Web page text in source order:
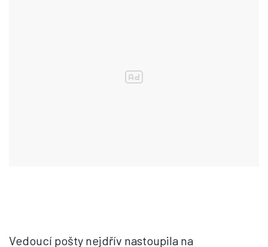
Vedoucí pošty nejdřív nastoupila na